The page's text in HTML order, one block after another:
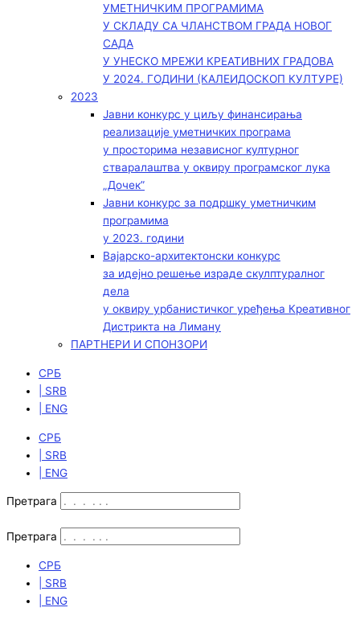
УМЕТНИЧКИМ ПРОГРАМИМА
У СКЛАДУ СА ЧЛАНСТВОМ ГРАДА НОВОГ
САДА
У УНЕСКО МРЕЖИ КРЕАТИВНИХ ГРАДОВА
У 2024. ГОДИНИ (КАЛЕИДОСКОП КУЛТУРЕ)
2023
Јавни конкурс у циљу финансирања
реализације уметничких програма
у просторима независног културног
стваралаштва у оквиру програмског лука
„Дочек”
Јавни конкурс за подршку уметничким
програмима
у 2023. години
Вајарско-архитектонски конкурс
за идејно решење израде скулптуралног
дела
у оквиру урбанистичког уређења Креативног
Дистрикта на Лиману
ПАРТНЕРИ И СПОНЗОРИ
СРБ
| SRB
| ENG
СРБ
| SRB
| ENG
Претрага
Претрага
СРБ
| SRB
| ENG